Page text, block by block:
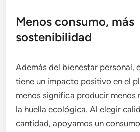
Menos consumo, más
sostenibilidad
Además del bienestar personal,
tiene un impacto positivo en el
menos significa producir menos
la huella ecológica. Al elegir
cantidad, apoyamos un